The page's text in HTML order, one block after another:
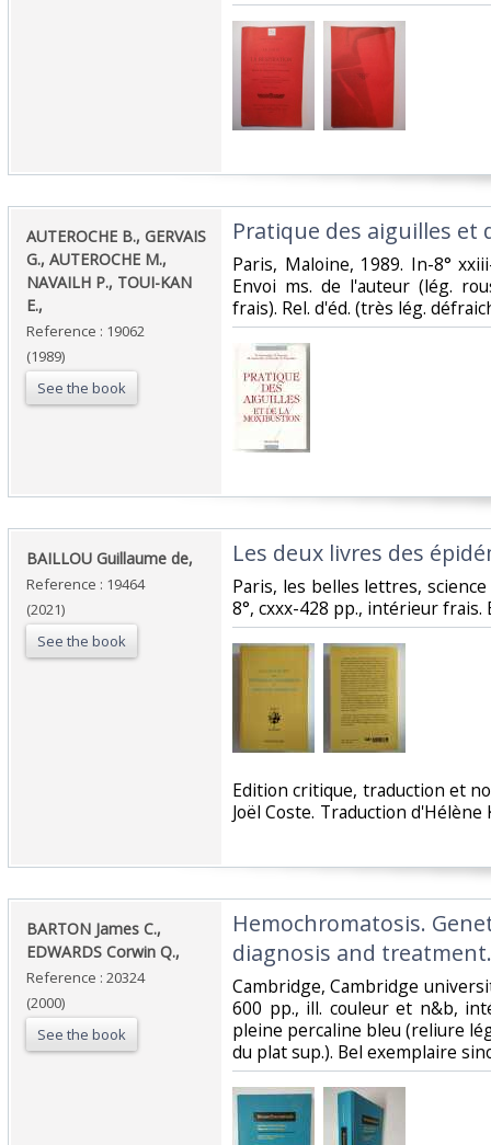
‎AUTEROCHE B., GERVAIS
G., AUTEROCHE M.,
NAVAILH P., TOUI-KAN
E.,‎
Reference : 19062
(1989)
See the book
‎Pratique des aiguilles et
‎Paris, Maloine, 1989. In-8°
Envoi ms. de l'auteur (lég.
frais). Rel. d'éd. (très lég.
‎BAILLOU Guillaume de,‎
Reference : 19464
(2021)
See the book
‎Les deux livres des
‎Paris, les belles lettres,
8°, cxxx-428 pp., intérieur frais.
‎Edition critique, traduction et
Joël Coste. Traduction
‎BARTON James C.,
EDWARDS Corwin Q.,‎
Reference : 20324
(2000)
See the book
‎Hemochromatosis.
diagnosis and treatment.‎
‎Cambridge, Cambridge
600 pp., ill. couleur et n&b,
pleine percaline bleu (reliure
du plat sup.). Bel exemplaire